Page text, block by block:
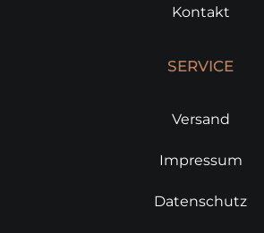
Kontakt
SERVICE
Versand
Impressum
Datenschutz